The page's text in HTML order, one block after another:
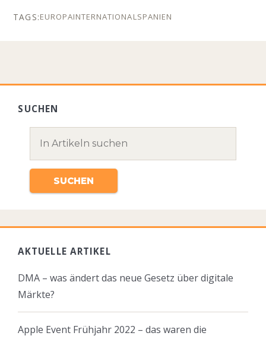
EUROPAINTERNATIONALSPANIEN
SUCHEN
AKTUELLE ARTIKEL
DMA – was ändert das neue Gesetz über digitale
Märkte?
Apple Event Frühjahr 2022 – das waren die